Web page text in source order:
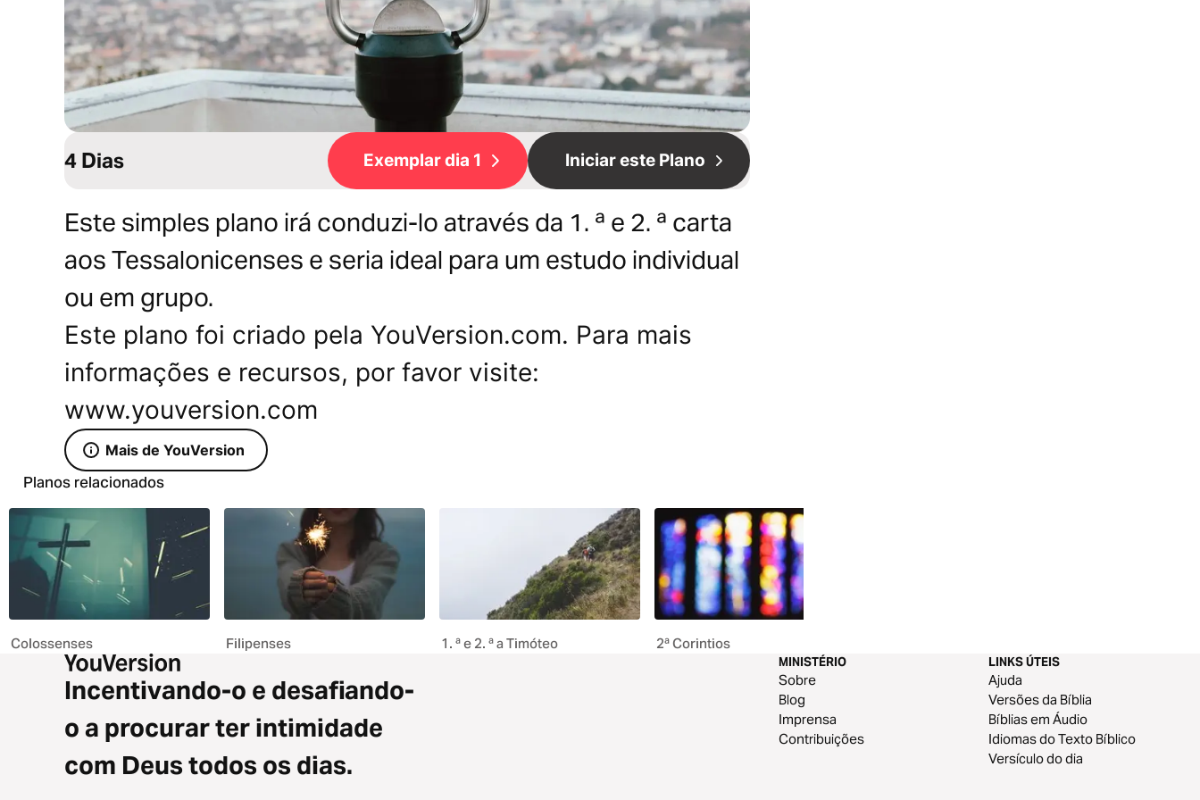
4 Dias Exemplar dia 1 Iniciar este Plano
Este simples plano irá conduzi-lo através da 1. ª e 2. ª carta
aos Tessalonicenses e seria ideal para um estudo individual
ou em grupo.
Este plano foi criado pela YouVersion.com. Para mais
informações e recursos, por favor visite:
www.youversion.com
Mais de YouVersion
Planos relacionados
Colossenses Filipenses 1. ª e 2. ª a Timóteo 2ª Corintios
Incentivando-o e desafiando-
o a procurar ter intimidade
com Deus todos os dias.
MINISTÉRIO
Sobre
Blog
Imprensa
Contribuições
LINKS ÚTEIS
Ajuda
Versões da Bíblia
Bíblias em Áudio
Idiomas do Texto Bíblico
Versículo do dia